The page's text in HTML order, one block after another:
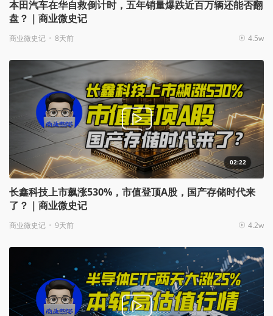
本田汽车在华自救倒计时，五年销量爆跌近百万辆还能否翻
盘？｜商业微史记
商业微史记 8天前 4.5w
02:22
长鑫科技上市飙涨530%，市值登顶A股，国产存储时代来
了？｜商业微史记
商业微史记 9天前 4.2w